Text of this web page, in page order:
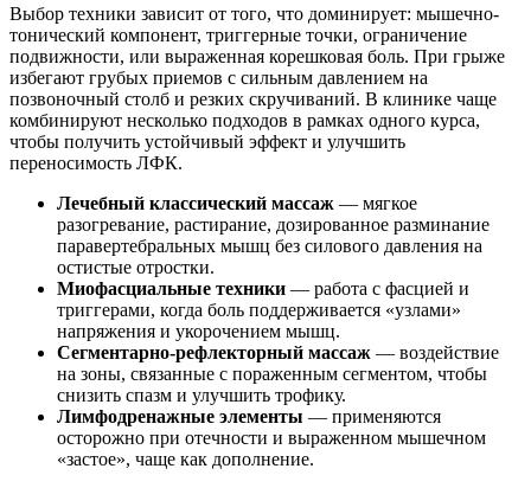
Выбор техники зависит от того, что доминирует: мышечно-
тонический компонент, триггерные точки, ограничение
подвижности, или выраженная корешковая боль. При грыже
избегают грубых приемов с сильным давлением на
позвоночный столб и резких скручиваний. В клинике чаще
комбинируют несколько подходов в рамках одного курса,
чтобы получить устойчивый эффект и улучшить
переносимость ЛФК.
Лечебный классический массаж — мягкое
разогревание, растирание, дозированное разминание
паравертебральных мышц без силового давления на
остистые отростки.
Миофасциальные техники — работа с фасцией и
триггерами, когда боль поддерживается «узлами»
напряжения и укорочением мышц.
Сегментарно-рефлекторный массаж — воздействие
на зоны, связанные с пораженным сегментом, чтобы
снизить спазм и улучшить трофику.
Лимфодренажные элементы — применяются
осторожно при отечности и выраженном мышечном
«застое», чаще как дополнение.